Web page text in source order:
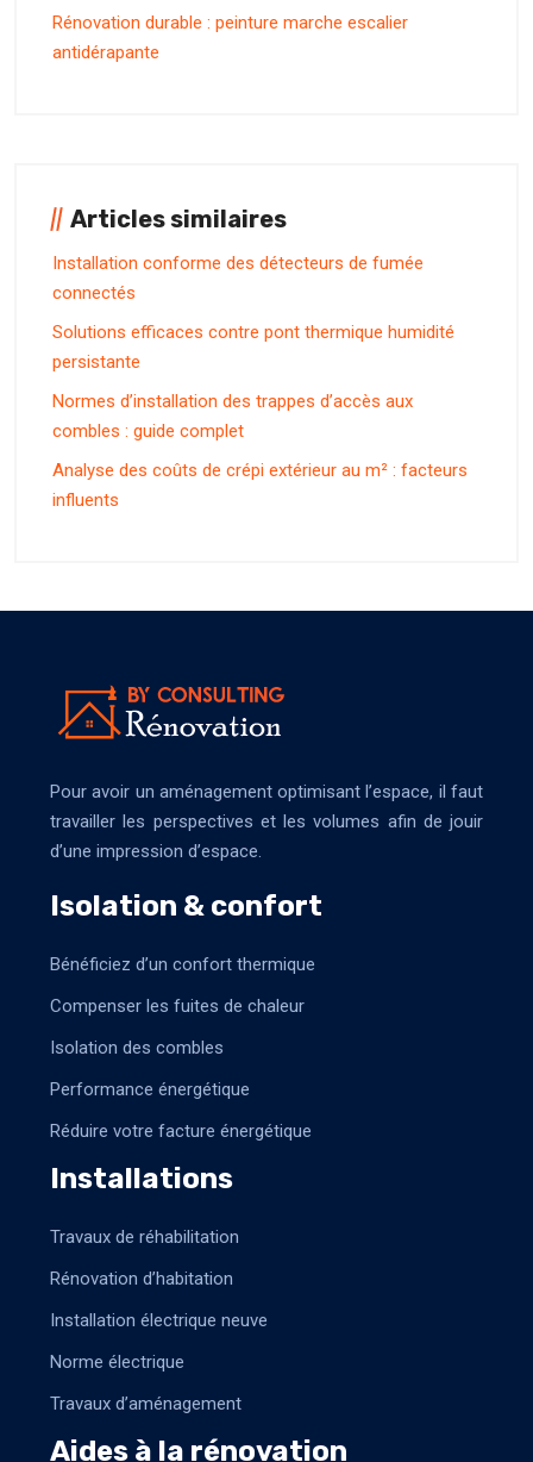
Rénovation durable : peinture marche escalier
antidérapante
Articles similaires
Installation conforme des détecteurs de fumée
connectés
Solutions efficaces contre pont thermique humidité
persistante
Normes d’installation des trappes d’accès aux
combles : guide complet
Analyse des coûts de crépi extérieur au m² : facteurs
influents
Pour avoir un aménagement optimisant l’espace, il faut
travailler les perspectives et les volumes afin de jouir
d’une impression d’espace.
Isolation & confort
Bénéficiez d’un confort thermique
Compenser les fuites de chaleur
Isolation des combles
Performance énergétique
Réduire votre facture énergétique
Installations
Travaux de réhabilitation
Rénovation d’habitation
Installation électrique neuve
Norme électrique
Travaux d’aménagement
Aides à la rénovation